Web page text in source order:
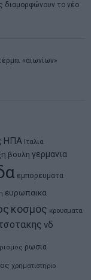
διαμορφώνουν το νέο
«αιωνίων»
ΗΠΑ Ιταλια
βουλη γερμανια
εμπορευματα
ευρωπαικα
κοσμος κρουσματα
νδ
ρωσια
χρηματιστηριο